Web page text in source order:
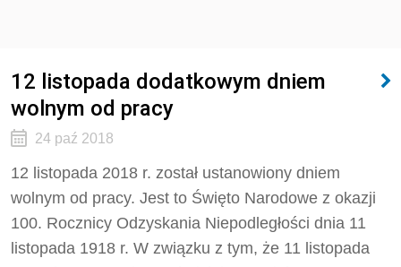
12 listopada dodatkowym dniem
wolnym od pracy
24 paź 2018
12 listopada 2018 r. został ustanowiony dniem
wolnym od pracy. Jest to Święto Narodowe z okazji
100. Rocznicy Odzyskania Niepodległości dnia 11
listopada 1918 r. W związku z tym, że 11 listopada